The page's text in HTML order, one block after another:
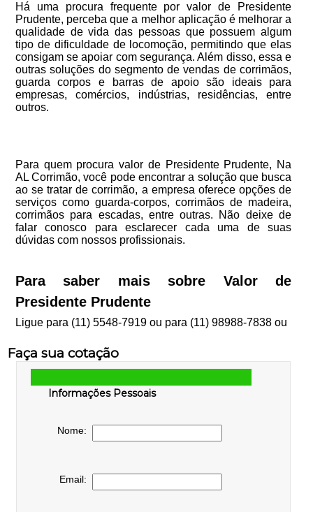
Há uma procura frequente por valor de Presidente
Prudente, perceba que a melhor aplicação é melhorar a
qualidade de vida das pessoas que possuem algum
tipo de dificuldade de locomoção, permitindo que elas
consigam se apoiar com segurança. Além disso, essa e
outras soluções do segmento de vendas de corrimãos,
guarda corpos e barras de apoio são ideais para
empresas, comércios, indústrias, residências, entre
outros.
Para quem procura valor de Presidente Prudente, Na
AL Corrimão, você pode encontrar a solução que busca
ao se tratar de corrimão, a empresa oferece opções de
serviços como guarda-corpos, corrimãos de madeira,
corrimãos para escadas, entre outras. Não deixe de
falar conosco para esclarecer cada uma de suas
dúvidas com nossos profissionais.
Para saber mais sobre Valor de
Presidente Prudente
Ligue para (11) 5548-7919ou para (11) 98988-7838ou
Faça sua cotação
Informações Pessoais
Nome:
Email: